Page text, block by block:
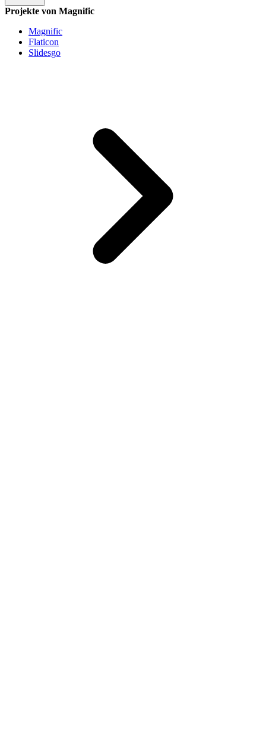
Projekte von Magnific
Magnific
Flaticon
Slidesgo